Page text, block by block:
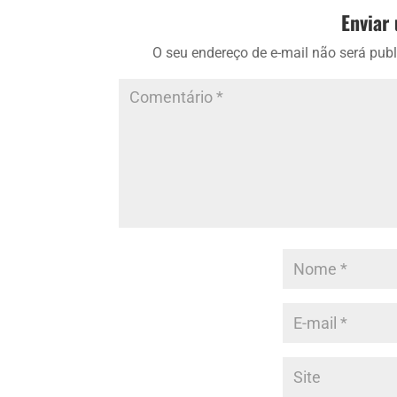
O seu endereço de e-mail não será